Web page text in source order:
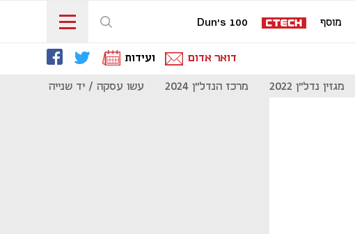
מוסף Dun's 100
דואר אדום ועידות
מגזין נדל"ן 2022 מרכז הנדל"ן 2024 עשו עסקה / יד שנייה